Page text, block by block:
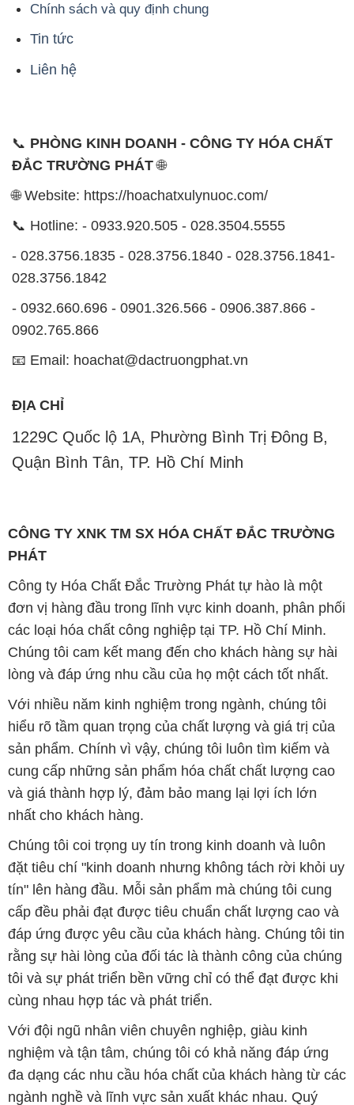
Chính sách và quy định chung
Tin tức
Liên hệ
📞 PHÒNG KINH DOANH - CÔNG TY HÓA CHẤT
ĐẮC TRƯỜNG PHÁT🌐
🌐 Website: https://hoachatxulynuoc.com/
📞 Hotline: - 0933.920.505 - 028.3504.5555
- 028.3756.1835 - 028.3756.1840 - 028.3756.1841-
028.3756.1842
- 0932.660.696 - 0901.326.566 - 0906.387.866 -
0902.765.866
📧 Email: hoachat@dactruongphat.vn
ĐỊA CHỈ
1229C Quốc lộ 1A, Phường Bình Trị Đông B,
Quận Bình Tân, TP. Hồ Chí Minh
CÔNG TY XNK TM SX HÓA CHẤT ĐẮC TRƯỜNG
PHÁT
Công ty Hóa Chất Đắc Trường Phát tự hào là một
đơn vị hàng đầu trong lĩnh vực kinh doanh, phân phối
các loại hóa chất công nghiệp tại TP. Hồ Chí Minh.
Chúng tôi cam kết mang đến cho khách hàng sự hài
lòng và đáp ứng nhu cầu của họ một cách tốt nhất.
Với nhiều năm kinh nghiệm trong ngành, chúng tôi
hiểu rõ tầm quan trọng của chất lượng và giá trị của
sản phẩm. Chính vì vậy, chúng tôi luôn tìm kiếm và
cung cấp những sản phẩm hóa chất chất lượng cao
và giá thành hợp lý, đảm bảo mang lại lợi ích lớn
nhất cho khách hàng.
Chúng tôi coi trọng uy tín trong kinh doanh và luôn
đặt tiêu chí "kinh doanh nhưng không tách rời khỏi uy
tín" lên hàng đầu. Mỗi sản phẩm mà chúng tôi cung
cấp đều phải đạt được tiêu chuẩn chất lượng cao và
đáp ứng được yêu cầu của khách hàng. Chúng tôi tin
rằng sự hài lòng của đối tác là thành công của chúng
tôi và sự phát triển bền vững chỉ có thể đạt được khi
cùng nhau hợp tác và phát triển.
Với đội ngũ nhân viên chuyên nghiệp, giàu kinh
nghiệm và tận tâm, chúng tôi có khả năng đáp ứng
đa dạng các nhu cầu hóa chất của khách hàng từ các
ngành nghề và lĩnh vực sản xuất khác nhau. Quý